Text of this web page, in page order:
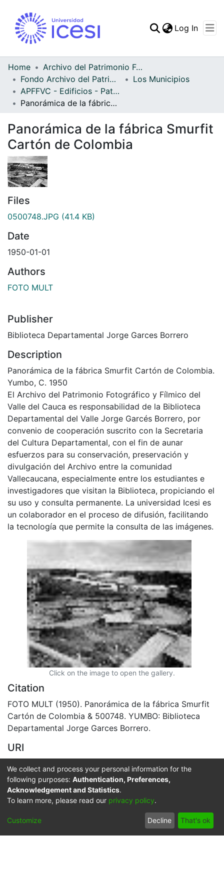
Statistics
Log In
Home
Archivo del Patrimonio Fotográfico y Fílmico del Valle del Cauca
Fondo Archivo del Patrimonio Fotográfico y Fílmico del Valle del Cauca
Los Municipios
APFFVC - Edificios - Patrimonial
Panorámica de la fábrica Smurfit Cartón de Colombia
Panorámica de la fábrica Smurfit
Cartón de Colombia
Files
0500748.JPG (41.4 KB)
Date
1950-01-01
Authors
FOTO MULT
Publisher
Biblioteca Departamental Jorge Garces Borrero
Description
Panorámica de la fábrica Smurfit Cartón de Colombia.
Yumbo, C. 1950
El Archivo del Patrimonio Fotográfico y Fílmico del
Valle del Cauca es responsabilidad de la Biblioteca
Departamental del Valle Jorge Garcés Borrero, por
convenio de cooperación suscrito con la Secretaria
del Cultura Departamental, con el fin de aunar
esfuerzos para su conservación, preservación y
divulgación del Archivo entre la comunidad
Vallecaucana, especialmente entre los estudiantes e
investigadores que visitan la Biblioteca, propiciando el
su uso y consulta permanente. La universidad Icesi es
un colaborador en el proceso de difusión, facilitando
la tecnología que permite la consulta de las imágenes.
Click on the image to open the gallery.
Citation
FOTO MULT (1950). Panorámica de la fábrica Smurfit
Cartón de Colombia & 500748. YUMBO: Biblioteca
Departamental Jorge Garces Borrero.
URI
3364
Collections
Full item page
We collect and process your personal information for the
following purposes: Authentication, Preferences,
Acknowledgement and Statistics.
To learn more, please read our privacy policy.
Customize Decline That's ok